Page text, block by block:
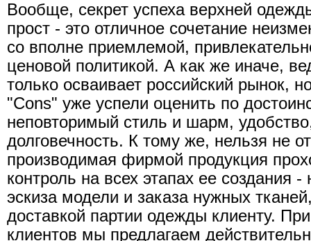
Вообще, секрет успеха верхней
прост - это отличное сочетание
со вполне приемлемой,
ценовой политикой. А как же иначе,
только осваивает российский рынок,
"Cons" уже успели оценить по
неповторимый стиль и шарм,
долговечность. К тому же, нельзя не
производимая фирмой продукция
контроль на всех этапах ее создания -
эскиза модели и заказа нужных
доставкой партии одежды клиенту.
клиентов мы предлагаем